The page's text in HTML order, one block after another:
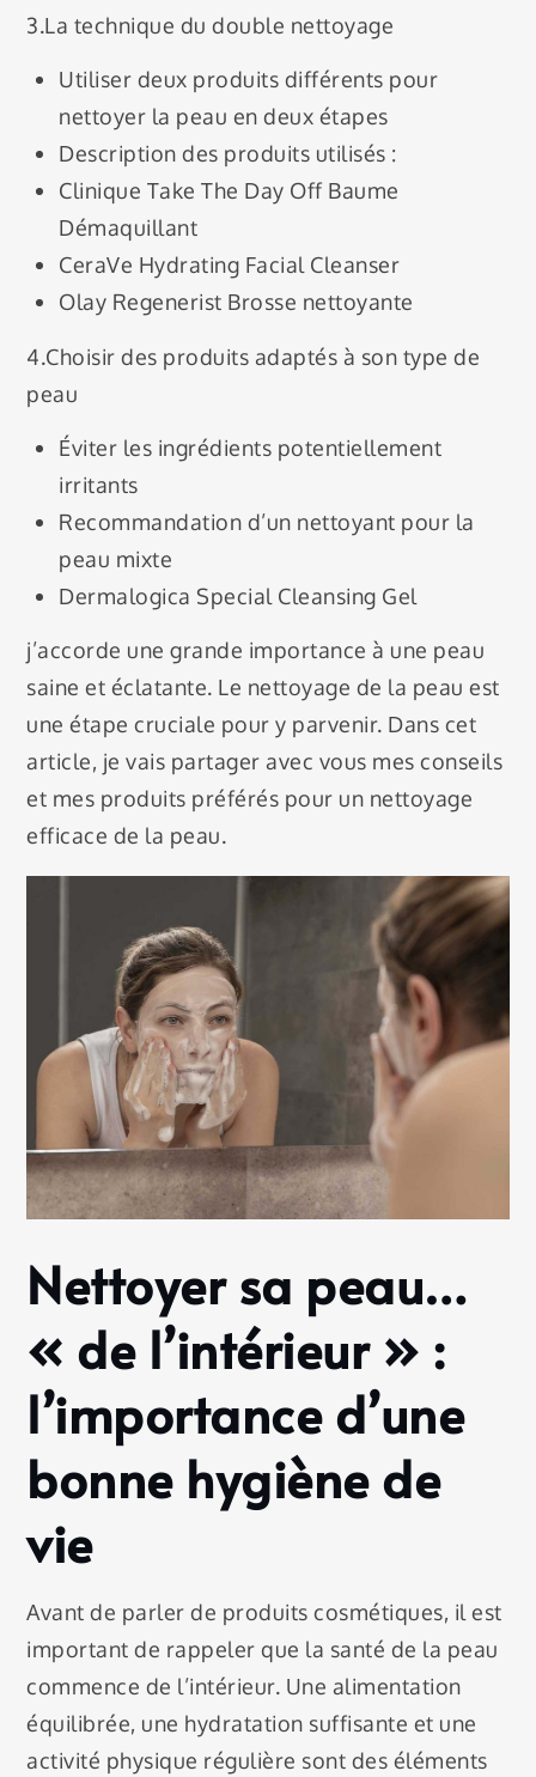
3.La technique du double nettoyage
Utiliser deux produits différents pour
nettoyer la peau en deux étapes
Description des produits utilisés :
Clinique Take The Day Off Baume
Démaquillant
CeraVe Hydrating Facial Cleanser
Olay Regenerist Brosse nettoyante
4.Choisir des produits adaptés à son type de
peau
Éviter les ingrédients potentiellement
irritants
Recommandation d’un nettoyant pour la
peau mixte
Dermalogica Special Cleansing Gel
j’accorde une grande importance à une peau
saine et éclatante. Le nettoyage de la peau est
une étape cruciale pour y parvenir. Dans cet
article, je vais partager avec vous mes conseils
et mes produits préférés pour un nettoyage
efficace de la peau.
Nettoyer sa peau…
« de l’intérieur » :
l’importance d’une
bonne hygiène de
vie
Avant de parler de produits cosmétiques, il est
important de rappeler que la santé de la peau
commence de l’intérieur. Une alimentation
équilibrée, une hydratation suffisante et une
activité physique régulière sont des éléments